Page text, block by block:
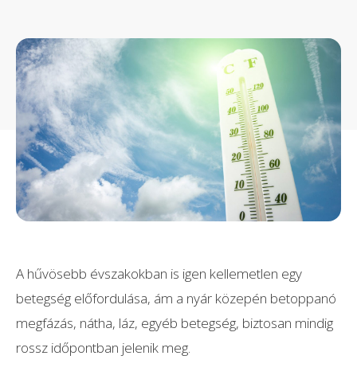
A hűvösebb évszakokban is igen kellemetlen egy
betegség előfordulása, ám a nyár közepén betoppanó
megfázás, nátha, láz, egyéb betegség, biztosan mindig
rossz időpontban jelenik meg.